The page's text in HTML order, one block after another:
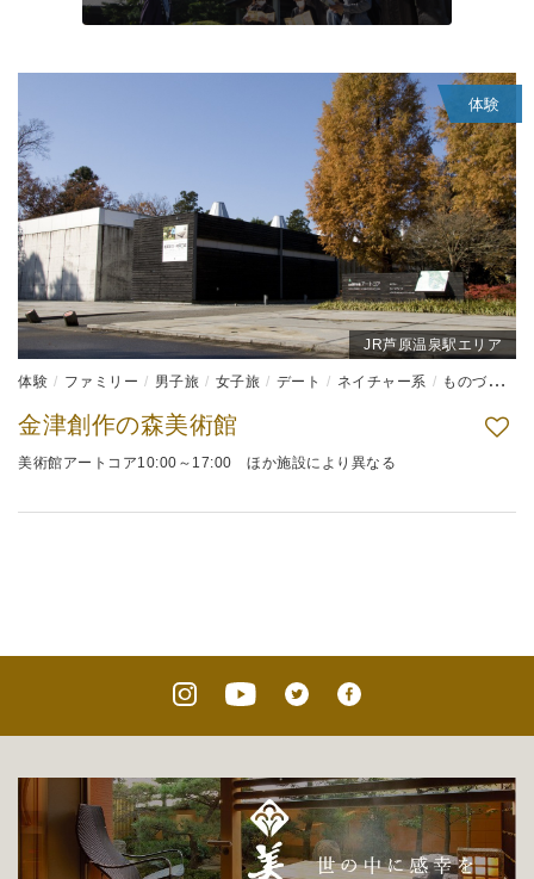
体験
JR芦原温泉駅エリア
体験 ファミリー 男子旅 女子旅 デート ネイチャー系 ものづくり体験
金津創作の森美術館
美術館アートコア10:00～17:00 ほか施設により異なる